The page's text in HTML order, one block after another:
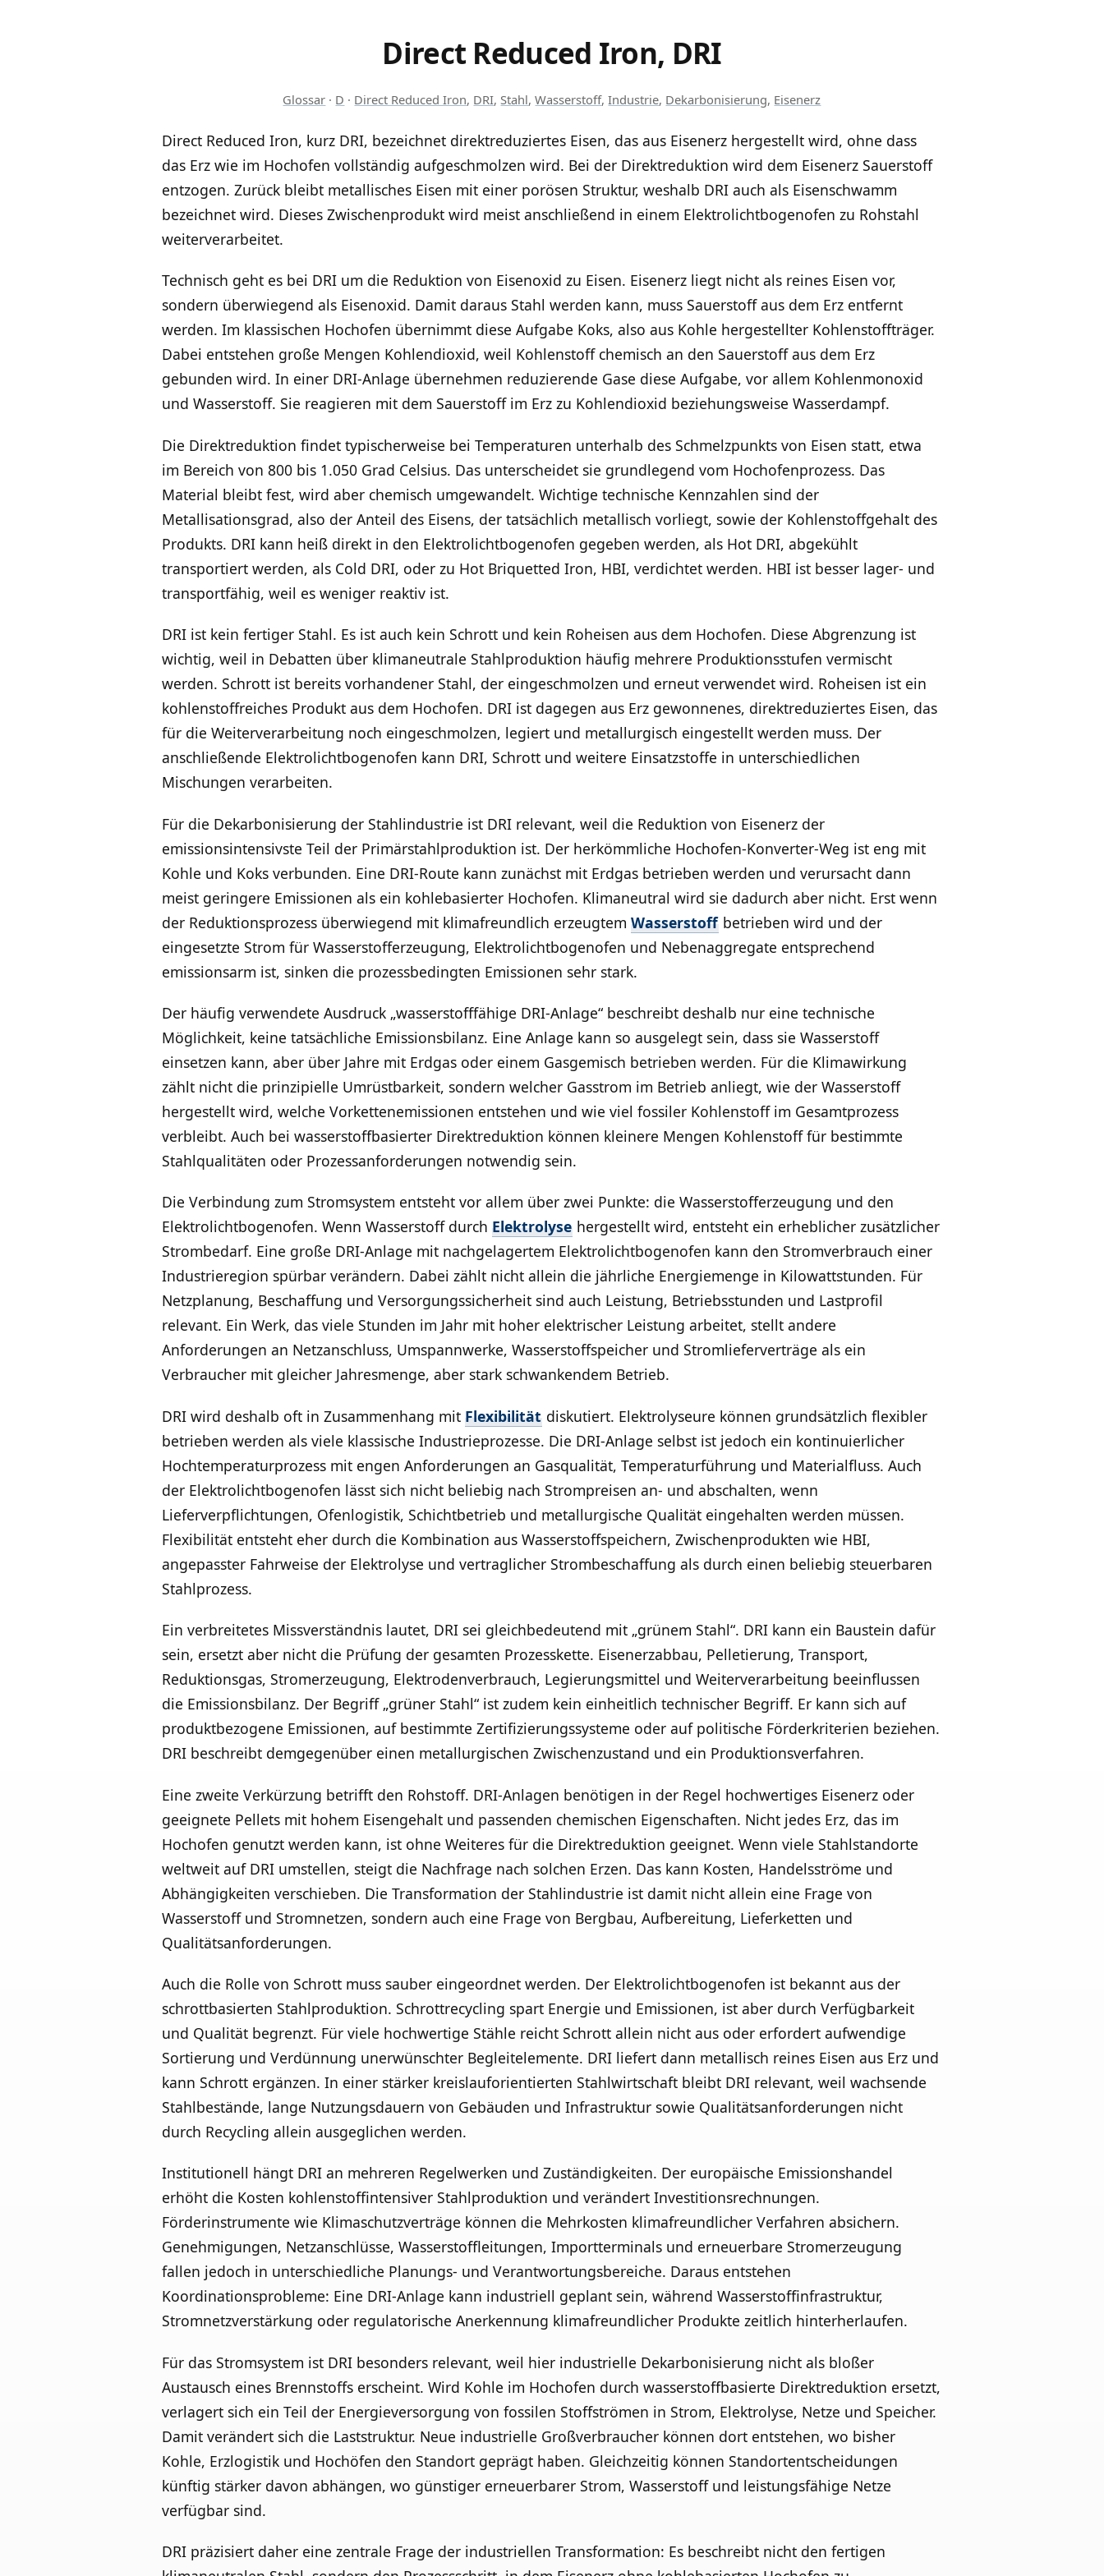
Direct Reduced Iron, DRI
Glossar · D · Direct Reduced Iron, DRI, Stahl,Wasserstoff,Industrie, Dekarbonisierung, Eisenerz
Direct Reduced Iron, kurz DRI, bezeichnet direktreduziertes Eisen, das aus Eisenerz hergestellt wird, ohne dass
das Erz wie im Hochofen vollständig aufgeschmolzen wird. Bei der Direktreduktion wird dem Eisenerz Sauerstoff
entzogen. Zurück bleibt metallisches Eisen mit einer porösen Struktur, weshalb DRI auch als Eisenschwamm
bezeichnet wird. Dieses Zwischenprodukt wird meist anschließend in einem Elektrolichtbogenofen zu Rohstahl
weiterverarbeitet.
Technisch geht es bei DRI um die Reduktion von Eisenoxid zu Eisen. Eisenerz liegt nicht als reines Eisen vor,
sondern überwiegend als Eisenoxid. Damit daraus Stahl werden kann, muss Sauerstoff aus dem Erz entfernt
werden. Im klassischen Hochofen übernimmt diese Aufgabe Koks, also aus Kohle hergestellter Kohlenstoffträger.
Dabei entstehen große Mengen Kohlendioxid, weil Kohlenstoff chemisch an den Sauerstoff aus dem Erz
gebunden wird. In einer DRI-Anlage übernehmen reduzierende Gase diese Aufgabe, vor allem Kohlenmonoxid
und Wasserstoff. Sie reagieren mit dem Sauerstoff im Erz zu Kohlendioxid beziehungsweise Wasserdampf.
Die Direktreduktion findet typischerweise bei Temperaturen unterhalb des Schmelzpunkts von Eisen statt, etwa
im Bereich von 800 bis 1.050 Grad Celsius. Das unterscheidet sie grundlegend vom Hochofenprozess. Das
Material bleibt fest, wird aber chemisch umgewandelt. Wichtige technische Kennzahlen sind der
Metallisationsgrad, also der Anteil des Eisens, der tatsächlich metallisch vorliegt, sowie der Kohlenstoffgehalt des
Produkts. DRI kann heiß direkt in den Elektrolichtbogenofen gegeben werden, als Hot DRI, abgekühlt
transportiert werden, als Cold DRI, oder zu Hot Briquetted Iron, HBI, verdichtet werden. HBI ist besser lager- und
transportfähig, weil es weniger reaktiv ist.
DRI ist kein fertiger Stahl. Es ist auch kein Schrott und kein Roheisen aus dem Hochofen. Diese Abgrenzung ist
wichtig, weil in Debatten über klimaneutrale Stahlproduktion häufig mehrere Produktionsstufen vermischt
werden. Schrott ist bereits vorhandener Stahl, der eingeschmolzen und erneut verwendet wird. Roheisen ist ein
kohlenstoffreiches Produkt aus dem Hochofen. DRI ist dagegen aus Erz gewonnenes, direktreduziertes Eisen, das
für die Weiterverarbeitung noch eingeschmolzen, legiert und metallurgisch eingestellt werden muss. Der
anschließende Elektrolichtbogenofen kann DRI, Schrott und weitere Einsatzstoffe in unterschiedlichen
Mischungen verarbeiten.
Für die Dekarbonisierung der Stahlindustrie ist DRI relevant, weil die Reduktion von Eisenerz der
emissionsintensivste Teil der Primärstahlproduktion ist. Der herkömmliche Hochofen-Konverter-Weg ist eng mit
Kohle und Koks verbunden. Eine DRI-Route kann zunächst mit Erdgas betrieben werden und verursacht dann
meist geringere Emissionen als ein kohlebasierter Hochofen. Klimaneutral wird sie dadurch aber nicht. Erst wenn
der Reduktionsprozess überwiegend mit klimafreundlich erzeugtem Wasserstoffbetrieben wird und der
eingesetzte Strom für Wasserstofferzeugung, Elektrolichtbogenofen und Nebenaggregate entsprechend
emissionsarm ist, sinken die prozessbedingten Emissionen sehr stark.
Der häufig verwendete Ausdruck „wasserstofffähige DRI-Anlage“ beschreibt deshalb nur eine technische
Möglichkeit, keine tatsächliche Emissionsbilanz. Eine Anlage kann so ausgelegt sein, dass sie Wasserstoff
einsetzen kann, aber über Jahre mit Erdgas oder einem Gasgemisch betrieben werden. Für die Klimawirkung
zählt nicht die prinzipielle Umrüstbarkeit, sondern welcher Gasstrom im Betrieb anliegt, wie der Wasserstoff
hergestellt wird, welche Vorkettenemissionen entstehen und wie viel fossiler Kohlenstoff im Gesamtprozess
verbleibt. Auch bei wasserstoffbasierter Direktreduktion können kleinere Mengen Kohlenstoff für bestimmte
Stahlqualitäten oder Prozessanforderungen notwendig sein.
Die Verbindung zum Stromsystem entsteht vor allem über zwei Punkte: die Wasserstofferzeugung und den
Elektrolichtbogenofen. Wenn Wasserstoff durch Elektrolyse hergestellt wird, entsteht ein erheblicher zusätzlicher
Strombedarf. Eine große DRI-Anlage mit nachgelagertem Elektrolichtbogenofen kann den Stromverbrauch einer
Industrieregion spürbar verändern. Dabei zählt nicht allein die jährliche Energiemenge in Kilowattstunden. Für
Netzplanung, Beschaffung und Versorgungssicherheit sind auch Leistung, Betriebsstunden und Lastprofil
relevant. Ein Werk, das viele Stunden im Jahr mit hoher elektrischer Leistung arbeitet, stellt andere
Anforderungen an Netzanschluss, Umspannwerke, Wasserstoffspeicher und Stromlieferverträge als ein
Verbraucher mit gleicher Jahresmenge, aber stark schwankendem Betrieb.
DRI wird deshalb oft in Zusammenhang mit Flexibilität diskutiert. Elektrolyseure können grundsätzlich flexibler
betrieben werden als viele klassische Industrieprozesse. Die DRI-Anlage selbst ist jedoch ein kontinuierlicher
Hochtemperaturprozess mit engen Anforderungen an Gasqualität, Temperaturführung und Materialfluss. Auch
der Elektrolichtbogenofen lässt sich nicht beliebig nach Strompreisen an- und abschalten, wenn
Lieferverpflichtungen, Ofenlogistik, Schichtbetrieb und metallurgische Qualität eingehalten werden müssen.
Flexibilität entsteht eher durch die Kombination aus Wasserstoffspeichern, Zwischenprodukten wie HBI,
angepasster Fahrweise der Elektrolyse und vertraglicher Strombeschaffung als durch einen beliebig steuerbaren
Stahlprozess.
Ein verbreitetes Missverständnis lautet, DRI sei gleichbedeutend mit „grünem Stahl“. DRI kann ein Baustein dafür
sein, ersetzt aber nicht die Prüfung der gesamten Prozesskette. Eisenerzabbau, Pelletierung, Transport,
Reduktionsgas, Stromerzeugung, Elektrodenverbrauch, Legierungsmittel und Weiterverarbeitung beeinflussen
die Emissionsbilanz. Der Begriff „grüner Stahl“ ist zudem kein einheitlich technischer Begriff. Er kann sich auf
produktbezogene Emissionen, auf bestimmte Zertifizierungssysteme oder auf politische Förderkriterien beziehen.
DRI beschreibt demgegenüber einen metallurgischen Zwischenzustand und ein Produktionsverfahren.
Eine zweite Verkürzung betrifft den Rohstoff. DRI-Anlagen benötigen in der Regel hochwertiges Eisenerz oder
geeignete Pellets mit hohem Eisengehalt und passenden chemischen Eigenschaften. Nicht jedes Erz, das im
Hochofen genutzt werden kann, ist ohne Weiteres für die Direktreduktion geeignet. Wenn viele Stahlstandorte
weltweit auf DRI umstellen, steigt die Nachfrage nach solchen Erzen. Das kann Kosten, Handelsströme und
Abhängigkeiten verschieben. Die Transformation der Stahlindustrie ist damit nicht allein eine Frage von
Wasserstoff und Stromnetzen, sondern auch eine Frage von Bergbau, Aufbereitung, Lieferketten und
Qualitätsanforderungen.
Auch die Rolle von Schrott muss sauber eingeordnet werden. Der Elektrolichtbogenofen ist bekannt aus der
schrottbasierten Stahlproduktion. Schrottrecycling spart Energie und Emissionen, ist aber durch Verfügbarkeit
und Qualität begrenzt. Für viele hochwertige Stähle reicht Schrott allein nicht aus oder erfordert aufwendige
Sortierung und Verdünnung unerwünschter Begleitelemente. DRI liefert dann metallisch reines Eisen aus Erz und
kann Schrott ergänzen. In einer stärker kreislauforientierten Stahlwirtschaft bleibt DRI relevant, weil wachsende
Stahlbestände, lange Nutzungsdauern von Gebäuden und Infrastruktur sowie Qualitätsanforderungen nicht
durch Recycling allein ausgeglichen werden.
Institutionell hängt DRI an mehreren Regelwerken und Zuständigkeiten. Der europäische Emissionshandel
erhöht die Kosten kohlenstoffintensiver Stahlproduktion und verändert Investitionsrechnungen.
Förderinstrumente wie Klimaschutzverträge können die Mehrkosten klimafreundlicher Verfahren absichern.
Genehmigungen, Netzanschlüsse, Wasserstoffleitungen, Importterminals und erneuerbare Stromerzeugung
fallen jedoch in unterschiedliche Planungs- und Verantwortungsbereiche. Daraus entstehen
Koordinationsprobleme: Eine DRI-Anlage kann industriell geplant sein, während Wasserstoffinfrastruktur,
Stromnetzverstärkung oder regulatorische Anerkennung klimafreundlicher Produkte zeitlich hinterherlaufen.
Für das Stromsystem ist DRI besonders relevant, weil hier industrielle Dekarbonisierung nicht als bloßer
Austausch eines Brennstoffs erscheint. Wird Kohle im Hochofen durch wasserstoffbasierte Direktreduktion ersetzt,
verlagert sich ein Teil der Energieversorgung von fossilen Stoffströmen in Strom, Elektrolyse, Netze und Speicher.
Damit verändert sich die Laststruktur. Neue industrielle Großverbraucher können dort entstehen, wo bisher
Kohle, Erzlogistik und Hochöfen den Standort geprägt haben. Gleichzeitig können Standortentscheidungen
künftig stärker davon abhängen, wo günstiger erneuerbarer Strom, Wasserstoff und leistungsfähige Netze
verfügbar sind.
DRI präzisiert daher eine zentrale Frage der industriellen Transformation: Es beschreibt nicht den fertigen